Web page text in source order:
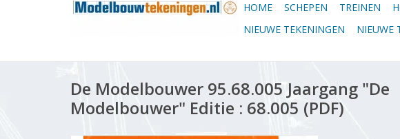
HOME SCHEPEN TREINEN
NIEUWE TEKENINGEN
NIEUWE
De Modelbouwer 95.68.005 Jaargang "De
Modelbouwer" Editie : 68.005 (PDF)